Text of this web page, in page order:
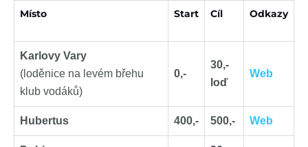
Místo Start Cíl Odkazy
Karlovy Vary
(loděnice na levém břehu
klub vodáků)
0,-
30,-
loď
Web
Hubertus 400,- 500,- Web